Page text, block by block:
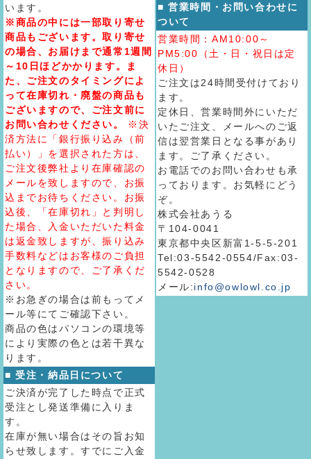
います。
※商品の中には一部取り寄せ
商品もございます。取り寄せ
の場合、お届けまで通常1週間
～10日ほどかかります。ま
た、ご注文のタイミングによ
って在庫切れ・廃盤の商品も
ございますので、ご注文前に
お問い合わせください。
※決
済方法に「銀行振り込み（前
払い）」を選択された方は、
ご注文後弊社より在庫確認の
メールを致しますので、お振
込までお待ちください。お振
込後、「在庫切れ」と判明し
た場合、入金いただいた料金
は返金致しますが、振り込み
手数料などはお客様のご負担
となりますので、ご了承くだ
さい。
※お急ぎの場合は前もってメ
ール等にてご確認下さい。
商品の色はパソコンの環境等
により実際の色とは若干異な
ります。
■ 受注・納品日について
ご決済が完了した時点で正式
受注とし発送準備に入りま
す。
在庫が無い場合はその旨お知
らせ致します。すでにご入金
■ 営業時間・お問い合わせに
ついて
営業時間：AM10:00～
PM5:00（土・日・祝日は定
休日）
ご注文は24時間受付けており
ます。
定休日、営業時間外にいただ
いたご注文、メールへのご返
信は翌営業日となる事があり
ます。ご了承ください。
お電話でのお問い合わせも承
っております。お気軽にどう
ぞ。
株式会社あうる
〒104-0041
東京都中央区新富1-5-5-201
Tel:03-5542-0554/Fax:03-
5542-0528
メール:info@owlowl.co.jp